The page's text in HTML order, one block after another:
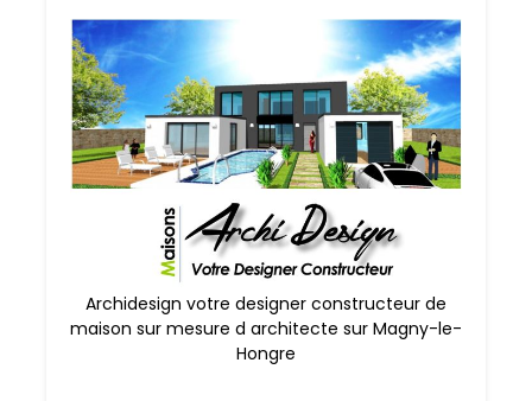
Archidesign votre designer constructeur de
maison sur mesure d architecte sur Magny-le-
Hongre